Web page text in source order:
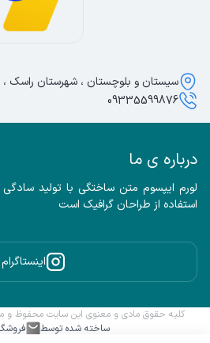
درباره ی ما
استفاده از طراحان گرافیک است
اینستاگرام
سیستان و بلوچستان ، شهرستان راسک ،
09335599876
کلیه حقوق مادی و معنوی این سایت محفوظ و
ساخته شده توسط